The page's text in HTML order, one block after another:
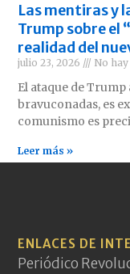
Las mentiras y
Trump sobre el
realidad del
julio 23, 2026 No
El ataque de
bravuconadas, es
comunismo es
Leer más »
ENLACES DE
Periódico